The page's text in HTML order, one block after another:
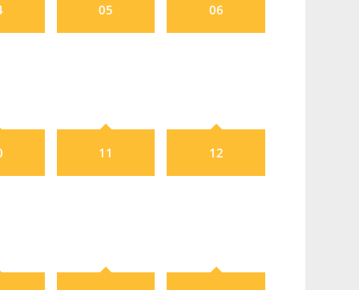
05 06
11 12